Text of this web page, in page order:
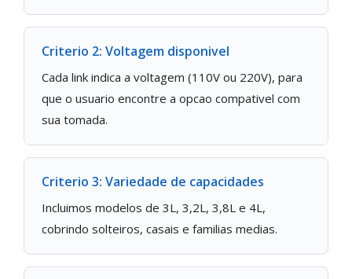
Criterio 2: Voltagem disponivel
Cada link indica a voltagem (110V ou 220V), para
que o usuario encontre a opcao compativel com
sua tomada.
Criterio 3: Variedade de capacidades
Incluimos modelos de 3L, 3,2L, 3,8L e 4L,
cobrindo solteiros, casais e familias medias.